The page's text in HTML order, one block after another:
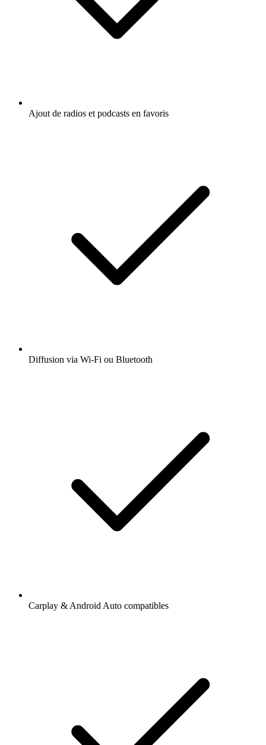
Ajout de radios et podcasts en favoris
Diffusion via Wi-Fi ou Bluetooth
Carplay & Android Auto compatibles